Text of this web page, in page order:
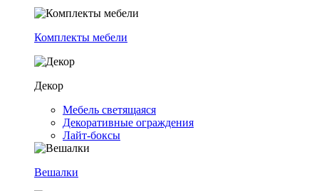
Комплекты мебели
Декор
Мебель светящаяся
Декоративные ограждения
Лайт-боксы
Вешалки